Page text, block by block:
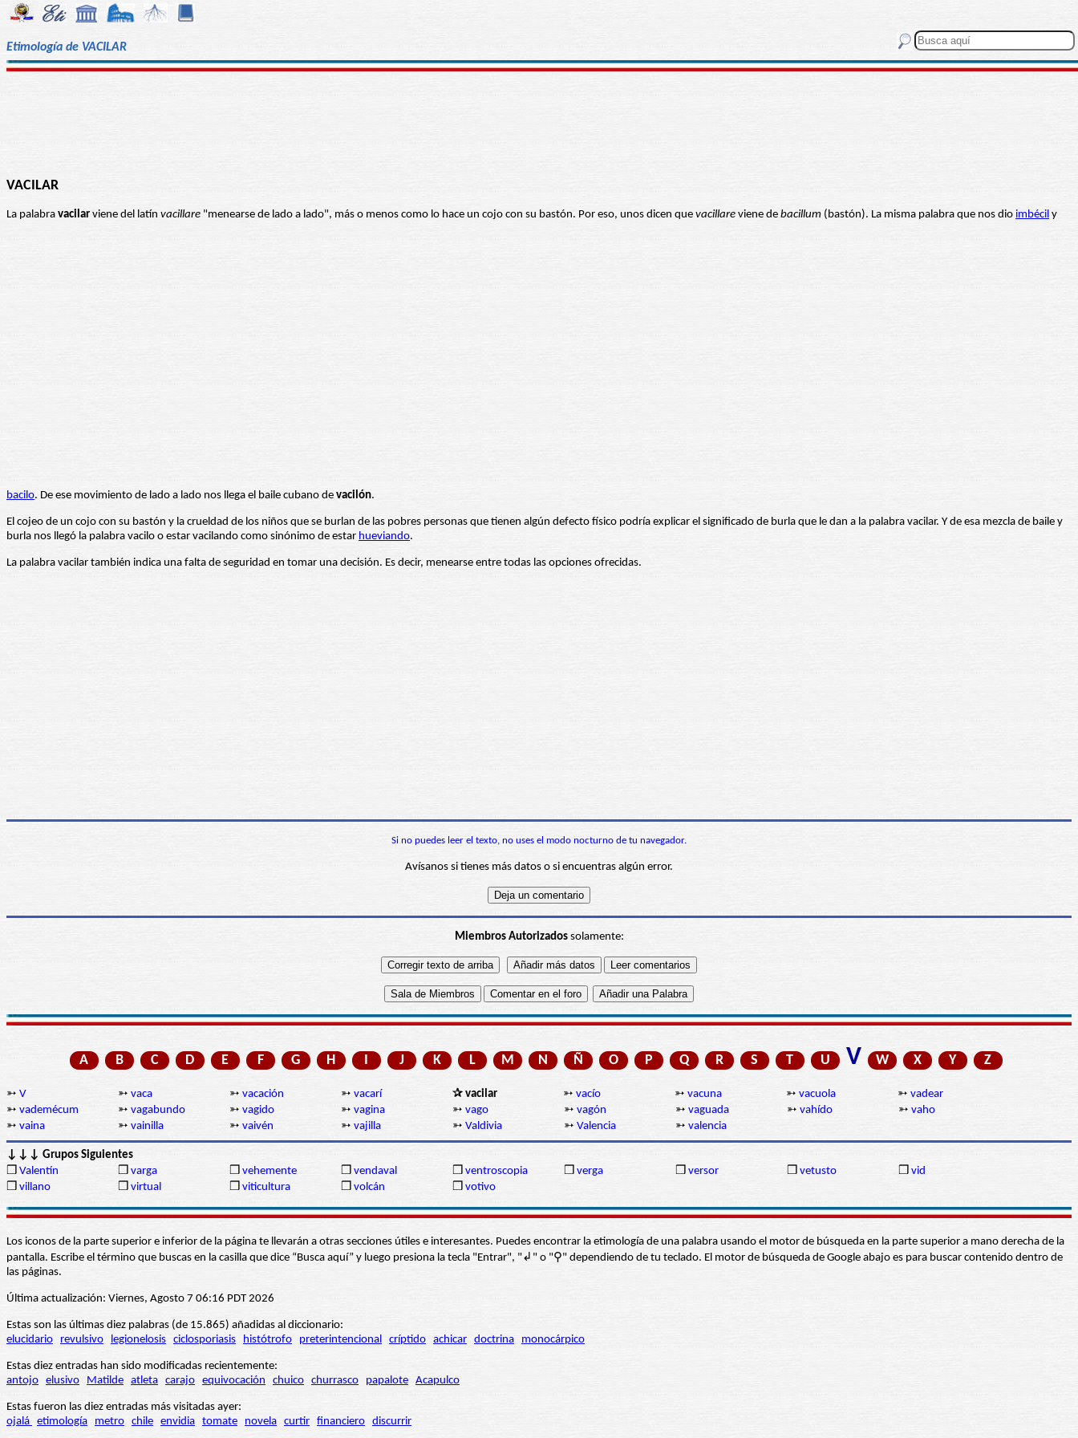
Etimología de VACILAR
VACILAR
La palabra vacilar viene del latín vacillare "menearse de lado a lado", más o menos como lo hace un cojo con su bastón. Por eso, unos dicen que vacillare viene de bacillum (bastón). La misma palabra que nos dio imbécil y
bacilo. De ese movimiento de lado a lado nos llega el baile cubano de vacilón.
El cojeo de un cojo con su bastón y la crueldad de los niños que se burlan de las pobres personas que tienen algún defecto físico podría explicar el significado de burla que le dan a la palabra vacilar. Y de esa mezcla de baile y
burla nos llegó la palabra vacilo o estar vacilando como sinónimo de estar hueviando.
La palabra vacilar también indica una falta de seguridad en tomar una decisión. Es decir, menearse entre todas las opciones ofrecidas.
Si no puedes leer el texto, no uses el modo nocturno de tu navegador.
Avísanos si tienes más datos o si encuentras algún error.
Miembros Autorizadossolamente:
A B C D E F G H I J K L M N Ñ O P Q R S T U V W X Y Z
➳ V ➳ vaca ➳ vacación ➳ vacarí ✰ vacilar ➳ vacío ➳ vacuna ➳ vacuola ➳ vadear
➳ vademécum ➳ vagabundo ➳ vagido ➳ vagina ➳ vago ➳ vagón ➳ vaguada ➳ vahído ➳ vaho
➳ vaina ➳ vainilla ➳ vaivén ➳ vajilla ➳ Valdivia ➳ Valencia ➳ valencia
↓↓↓ Grupos Siguientes
❒ Valentín ❒ varga ❒ vehemente ❒ vendaval ❒ ventroscopia ❒ verga ❒ versor ❒ vetusto ❒ vid
❒ villano ❒ virtual ❒ viticultura ❒ volcán ❒ votivo
Los iconos de la parte superior e inferior de la página te llevarán a otras secciones útiles e interesantes. Puedes encontrar la etimología de una palabra usando el motor de búsqueda en la parte superior a mano derecha de la
pantalla. Escribe el término que buscas en la casilla que dice “Busca aquí” y luego presiona la tecla "Entrar", "↲" o "⚲" dependiendo de tu teclado. El motor de búsqueda de Google abajo es para buscar contenido dentro de
las páginas.
Última actualización: Viernes, Agosto 7 06:16 PDT 2026
Estas son las últimas diez palabras (de 15.865) añadidas al diccionario:
elucidario
revulsivo legionelosis ciclosporiasis histótrofo preterintencional críptido achicar doctrina monocárpico
Estas diez entradas han sido modificadas recientemente:
antojo elusivo Matilde atleta carajo equivocación chuico churrasco papalote Acapulco
Estas fueron las diez entradas más visitadas ayer:
ojalá etimología metro chile envidia tomate novela curtir financiero discurrir